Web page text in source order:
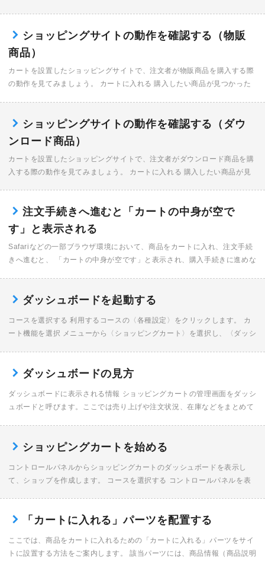
ショッピングサイトの動作を確認する（物販
商品）
カートを設置したショッピングサイトで、注文者が物販商品を購入する際
の動作を見てみましょう。 カートに入れる 購入したい商品が見つかった
ショッピングサイトの動作を確認する（ダウ
ンロード商品）
カートを設置したショッピングサイトで、注文者がダウンロード商品を購
入する際の動作を見てみましょう。 カートに入れる 購入したい商品が見
注文手続きへ進むと「カートの中身が空で
す」と表示される
Safariなどの一部ブラウザ環境において、商品をカートに入れ、注文手続
きへ進むと、 「カートの中身が空です」と表示され、購入手続きに進めな
ダッシュボードを起動する
コースを選択する 利用するコースの〈各種設定〉をクリックします。 カ
ート機能を選択 メニューから〈ショッピングカート〉を選択し、〈ダッシ
ダッシュボードの見方
ダッシュボードに表示される情報 ショッピングカートの管理画面をダッシ
ュボードと呼びます。ここでは売り上げや注文状況、在庫などをまとめて
ショッピングカートを始める
コントロールパネルからショッピングカートのダッシュボードを表示し
て、ショップを作成します。 コースを選択する コントロールパネルを表
「カートに入れる」パーツを配置する
ここでは、商品をカートに入れるための「カートに入れる」パーツをサイ
トに設置する方法をご案内します。 該当パーツには、商品情報（商品説明